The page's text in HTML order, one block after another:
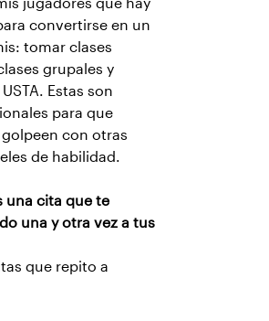
jugadores que hay
convertirse en un
tomar clases
grupales y
Estas son
para que
con otras
de habilidad.
una cita que te
una y otra vez a tus
que repito a